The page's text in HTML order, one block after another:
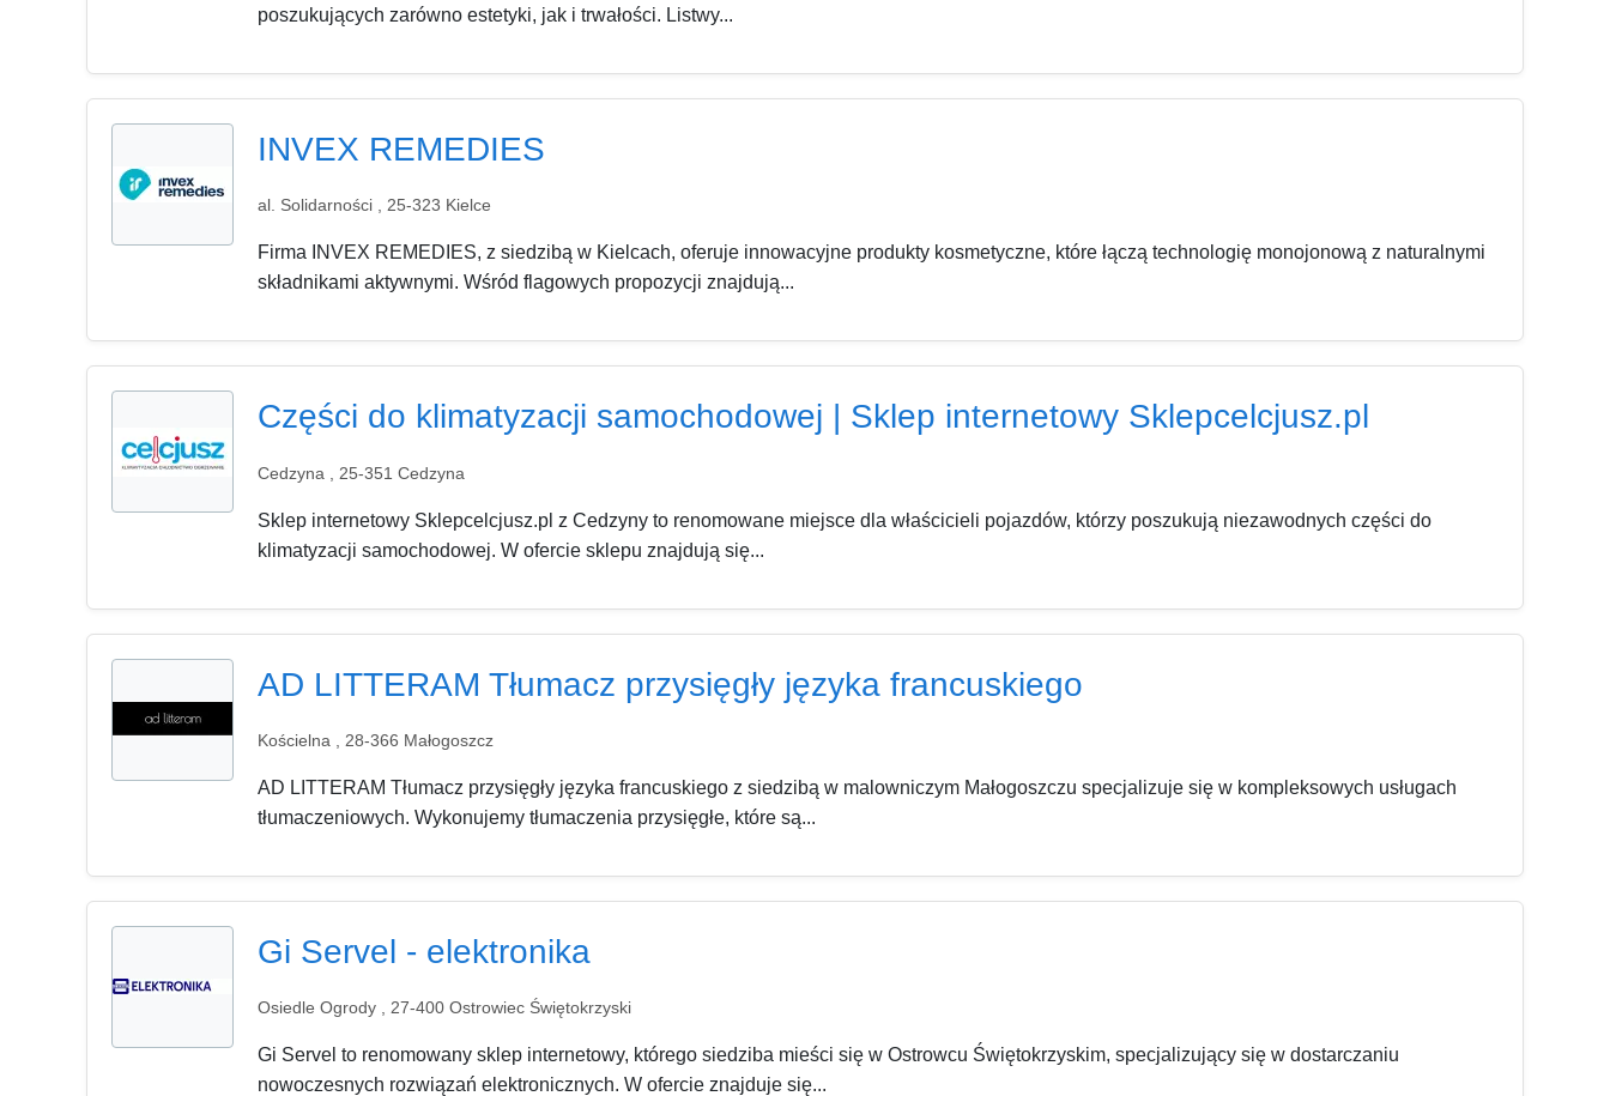
poszukujących zarówno estetyki, jak i trwałości. Listwy...
INVEX REMEDIES
al. Solidarności , 25-323 Kielce
Firma INVEX REMEDIES, z siedzibą w Kielcach, oferuje innowacyjne produkty kosmetyczne, które łączą technologię monojonową z naturalnymi
składnikami aktywnymi. Wśród flagowych propozycji znajdują...
Części do klimatyzacji samochodowej | Sklep internetowy Sklepcelcjusz.pl
Cedzyna , 25-351 Cedzyna
Sklep internetowy Sklepcelcjusz.pl z Cedzyny to renomowane miejsce dla właścicieli pojazdów, którzy poszukują niezawodnych części do
klimatyzacji samochodowej. W ofercie sklepu znajdują się...
AD LITTERAM Tłumacz przysięgły języka francuskiego
Kościelna , 28-366 Małogoszcz
AD LITTERAM Tłumacz przysięgły języka francuskiego z siedzibą w malowniczym Małogoszczu specjalizuje się w kompleksowych usługach
tłumaczeniowych. Wykonujemy tłumaczenia przysięgłe, które są...
Gi Servel - elektronika
Osiedle Ogrody , 27-400 Ostrowiec Świętokrzyski
Gi Servel to renomowany sklep internetowy, którego siedziba mieści się w Ostrowcu Świętokrzyskim, specjalizujący się w dostarczaniu
nowoczesnych rozwiązań elektronicznych. W ofercie znajduje się...